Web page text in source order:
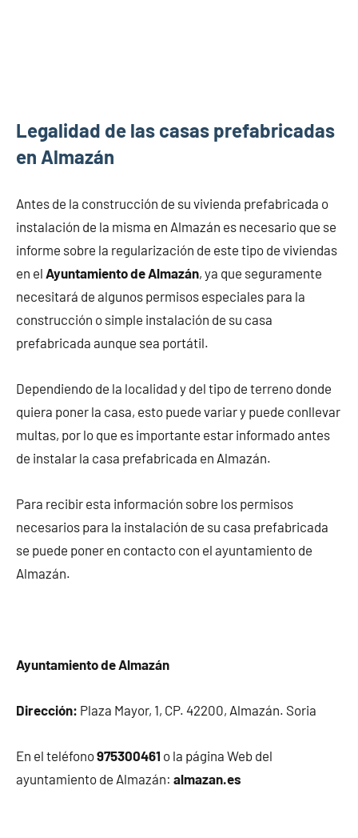
Legalidad de las casas prefabricadas
en Almazán
Antes de la construcción de su vivienda prefabricada o
instalación de la misma en Almazán es necesario que se
informe sobre la regularización de este tipo de viviendas
en el Ayuntamiento de Almazán, ya que seguramente
necesitará de algunos permisos especiales para la
construcción o simple instalación de su casa
prefabricada aunque sea portátil.
Dependiendo de la localidad y del tipo de terreno donde
quiera poner la casa, esto puede variar y puede conllevar
multas, por lo que es importante estar informado antes
de instalar la casa prefabricada en Almazán.
Para recibir esta información sobre los permisos
necesarios para la instalación de su casa prefabricada
se puede poner en contacto con el ayuntamiento de
Almazán.
Ayuntamiento de Almazán
Dirección: Plaza Mayor, 1, CP. 42200, Almazán. Soria
En el teléfono975300461 o la página Web del
ayuntamiento de Almazán: almazan.es